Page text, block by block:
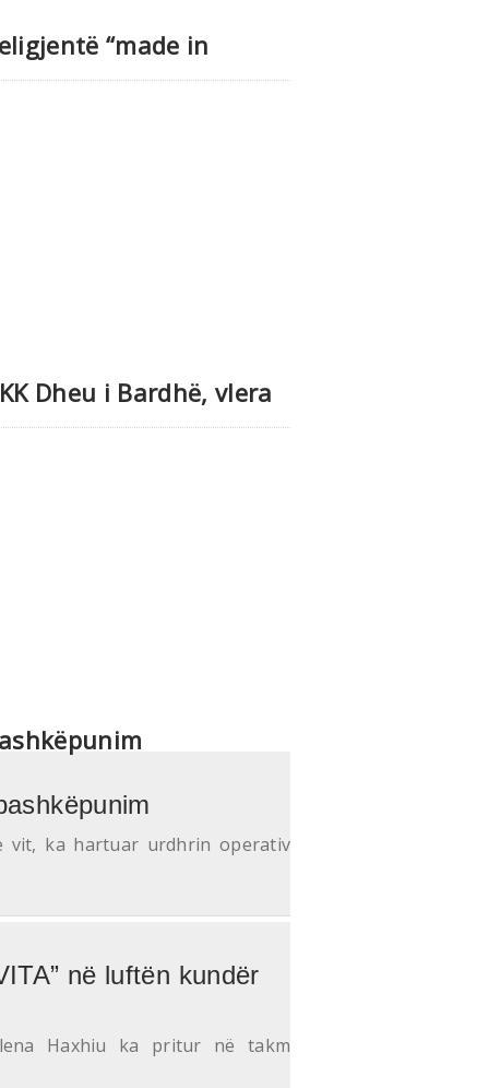
“made in
Dheu i Bardhë, vlera
vit, ka hartuar urdhrin operativ
në luftën kundër
Haxhiu ka pritur në takm